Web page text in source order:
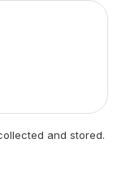
and stored.